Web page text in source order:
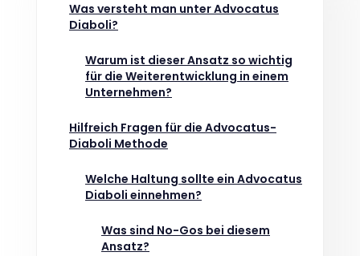
Was versteht man unter Advocatus
Diaboli?
Warum ist dieser Ansatz so wichtig
für die Weiterentwicklung in einem
Unternehmen?
Hilfreich Fragen für die Advocatus-
Diaboli Methode
Welche Haltung sollte ein Advocatus
Diaboli einnehmen?
Was sind No-Gos bei diesem
Ansatz?